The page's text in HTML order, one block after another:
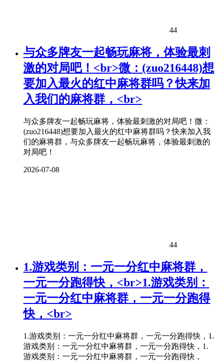
44
与众多牌友一起畅玩麻将 ，体验最刺
激的对局吧！<br>微：(zuo216448)想
要加入最火的红中麻将群吗？快来加
入我们的麻将群，<br>
与众多牌友一起畅玩麻将，体验最刺激的对局吧！微：
(zuo216448)想要加入最火的红中麻将群吗？快来加入我
们的麻将群，与众多牌友一起畅玩麻将，体验最刺激的
对局吧！
2026-07-08
44
1.游戏类别：一元一分红中麻将群，
一元一分跑得快，<br>1.游戏类别：
一元一分红中麻将群，一元一分跑得
快，<br>
1.游戏类别：一元一分红中麻将群，一元一分跑得快，1.
游戏类别：一元一分红中麻将群，一元一分跑得快，1.
游戏类别：一元一分红中麻将群，一元一分跑得快，